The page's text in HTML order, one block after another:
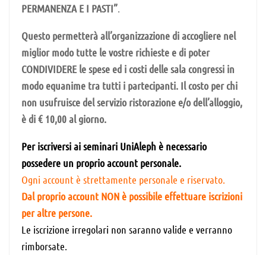
PERMANENZA E I PASTI”.
Questo permetterà all’organizzazione di accogliere nel
miglior modo tutte le vostre richieste e di poter
CONDIVIDERE le spese ed i costi delle sala congressi in
modo equanime tra tutti i partecipanti. Il costo per chi
non usufruisce del servizio ristorazione e/o dell’alloggio,
è di € 10,00 al giorno.
Per iscriversi ai seminari UniAleph è necessario
possedere un proprio account personale.
Ogni account è strettamente personale e riservato.
Dal proprio account NON è possibile effettuare iscrizioni
per altre persone.
Le iscrizione irregolari non saranno valide e verranno
rimborsate.